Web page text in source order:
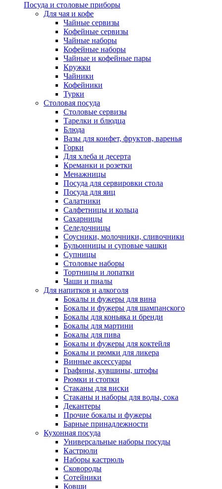
Посуда и столовые приборы
Для чая и кофе
Чайные сервизы
Кофейные сервизы
Чайные наборы
Кофейные наборы
Чайные и кофейные пары
Кружки
Чайники
Кофейники
Турки
Столовая посуда
Столовые сервизы
Тарелки и блюдца
Блюда
Вазы для конфет, фруктов, варенья
Горки
Для хлеба и десерта
Креманки и розетки
Менажницы
Посуда для сервировки стола
Посуда для яиц
Салатники
Салфетницы и кольца
Сахарницы
Селедочницы
Соусники, молочники, сливочники
Бульонницы и суповые чашки
Супницы
Столовые наборы
Тортницы и лопатки
Чаши и пиалы
Для напитков и алкоголя
Бокалы и фужеры для вина
Бокалы и фужеры для шампанского
Бокалы для коньяка и бренди
Бокалы для мартини
Бокалы для пива
Бокалы и фужеры для коктейля
Бокалы и рюмки для ликера
Винные аксессуары
Графины, кувшины, штофы
Рюмки и стопки
Стаканы для виски
Стаканы и наборы для воды, сока
Декантеры
Прочие бокалы и фужеры
Барные принадлежности
Кухонная посуда
Универсальные наборы посуды
Кастрюли
Наборы кастрюль
Сковороды
Сотейники
Ковши